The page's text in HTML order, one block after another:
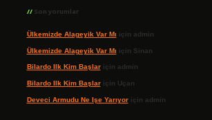
Son yorumlar
Ülkemizde Alageyik Var Mı için admin
Ülkemizde Alageyik Var Mı için Sinan
Bilardo Ilk Kim Başlariçin admin
Bilardo Ilk Kim Başlariçin Uçan
Deveci Armudu Ne Işe Yarıyoriçin admin